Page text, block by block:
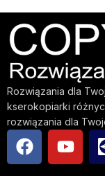
Rozwiązania dla
kserokopiarki
rozwiązania dla